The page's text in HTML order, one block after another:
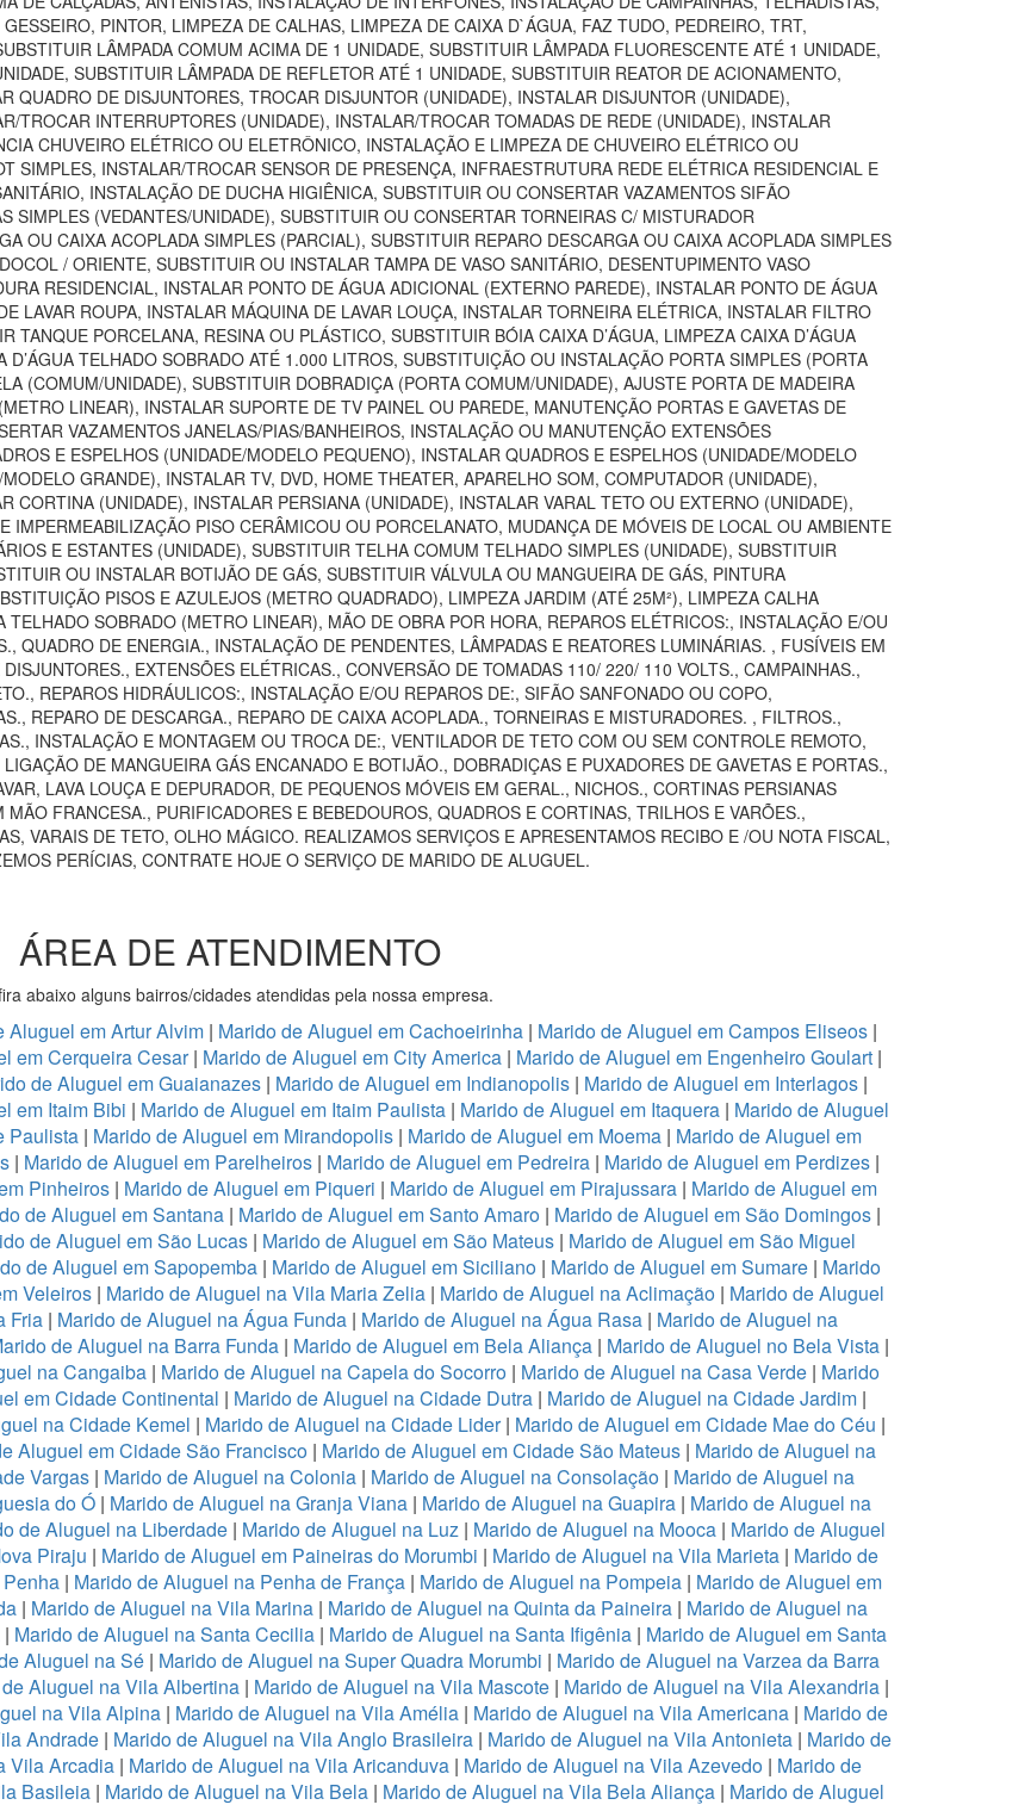
PINTOR, LIMPEZA DE CALHAS, LIMPEZA DE CAIXA D`ÁGUA, FAZ TUDO, PEDREIRO, TRT,
LÂMPADA COMUM ACIMA DE 1 UNIDADE, SUBSTITUIR LÂMPADA FLUORESCENTE ATÉ 1 UNIDADE,
SUBSTITUIR LÂMPADA DE REFLETOR ATÉ 1 UNIDADE, SUBSTITUIR REATOR DE ACIONAMENTO,
QUADRO DE DISJUNTORES, TROCAR DISJUNTOR (UNIDADE), INSTALAR DISJUNTOR (UNIDADE),
TROCAR INTERRUPTORES (UNIDADE), INSTALAR/TROCAR TOMADAS DE REDE (UNIDADE), INSTALAR
CHUVEIRO ELÉTRICO OU ELETRÔNICO, INSTALAÇÃO E LIMPEZA DE CHUVEIRO ELÉTRICO OU
SIMPLES, INSTALAR/TROCAR SENSOR DE PRESENÇA, INFRAESTRUTURA REDE ELÉTRICA RESIDENCIAL E
INSTALAÇÃO DE DUCHA HIGIÊNICA, SUBSTITUIR OU CONSERTAR VAZAMENTOS SIFÃO
SIMPLES (VEDANTES/UNIDADE), SUBSTITUIR OU CONSERTAR TORNEIRAS C/ MISTURADOR
OU CAIXA ACOPLADA SIMPLES (PARCIAL), SUBSTITUIR REPARO DESCARGA OU CAIXA ACOPLADA SIMPLES
/ ORIENTE, SUBSTITUIR OU INSTALAR TAMPA DE VASO SANITÁRIO, DESENTUPIMENTO VASO
RESIDENCIAL, INSTALAR PONTO DE ÁGUA ADICIONAL (EXTERNO PAREDE), INSTALAR PONTO DE ÁGUA
LAVAR ROUPA, INSTALAR MÁQUINA DE LAVAR LOUÇA, INSTALAR TORNEIRA ELÉTRICA, INSTALAR FILTRO
TANQUE PORCELANA, RESINA OU PLÁSTICO, SUBSTITUIR BÓIA CAIXA D’ÁGUA, LIMPEZA CAIXA D’ÁGUA
TELHADO SOBRADO ATÉ 1.000 LITROS, SUBSTITUIÇÃO OU INSTALAÇÃO PORTA SIMPLES (PORTA
(COMUM/UNIDADE), SUBSTITUIR DOBRADIÇA (PORTA COMUM/UNIDADE), AJUSTE PORTA DE MADEIRA
LINEAR), INSTALAR SUPORTE DE TV PAINEL OU PAREDE, MANUTENÇÃO PORTAS E GAVETAS DE
VAZAMENTOS JANELAS/PIAS/BANHEIROS, INSTALAÇÃO OU MANUTENÇÃO EXTENSÕES
E ESPELHOS (UNIDADE/MODELO PEQUENO), INSTALAR QUADROS E ESPELHOS (UNIDADE/MODELO
GRANDE), INSTALAR TV, DVD, HOME THEATER, APARELHO SOM, COMPUTADOR (UNIDADE),
CORTINA (UNIDADE), INSTALAR PERSIANA (UNIDADE), INSTALAR VARAL TETO OU EXTERNO (UNIDADE),
IMPERMEABILIZAÇÃO PISO CERÂMICOU OU PORCELANATO, MUDANÇA DE MÓVEIS DE LOCAL OU AMBIENTE
E ESTANTES (UNIDADE), SUBSTITUIR TELHA COMUM TELHADO SIMPLES (UNIDADE), SUBSTITUIR
OU INSTALAR BOTIJÃO DE GÁS, SUBSTITUIR VÁLVULA OU MANGUEIRA DE GÁS, PINTURA
PISOS E AZULEJOS (METRO QUADRADO), LIMPEZA JARDIM (ATÉ 25M²), LIMPEZA CALHA
SOBRADO (METRO LINEAR), MÃO DE OBRA POR HORA, REPAROS ELÉTRICOS:, INSTALAÇÃO E/OU
QUADRO DE ENERGIA., INSTALAÇÃO DE PENDENTES, LÂMPADAS E REATORES LUMINÁRIAS. , FUSÍVEIS EM
EXTENSÕES ELÉTRICAS., CONVERSÃO DE TOMADAS 110/ 220/ 110 VOLTS., CAMPAINHAS.,
REPAROS HIDRÁULICOS:, INSTALAÇÃO E/OU REPAROS DE:, SIFÃO SANFONADO OU COPO,
REPARO DE DESCARGA., REPARO DE CAIXA ACOPLADA., TORNEIRAS E MISTURADORES. , FILTROS.,
INSTALAÇÃO E MONTAGEM OU TROCA DE:, VENTILADOR DE TETO COM OU SEM CONTROLE REMOTO,
DE MANGUEIRA GÁS ENCANADO E BOTIJÃO., DOBRADIÇAS E PUXADORES DE GAVETAS E PORTAS.,
LAVA LOUÇA E DEPURADOR, DE PEQUENOS MÓVEIS EM GERAL., NICHOS., CORTINAS PERSIANAS
FRANCESA., PURIFICADORES E BEBEDOUROS, QUADROS E CORTINAS, TRILHOS E VARÕES.,
VARAIS DE TETO, OLHO MÁGICO. REALIZAMOS SERVIÇOS E APRESENTAMOS RECIBO E /OU NOTA FISCAL,
PERÍCIAS, CONTRATE HOJE O SERVIÇO DE MARIDO DE ALUGUEL.
ÁREA DE ATENDIMENTO
abaixo alguns bairros/cidades atendidas pela nossa empresa.
Aluguel em Artur Alvim | Marido de Aluguel em Cachoeirinha | Marido de Aluguel em Campos Eliseos |
em Cerqueira Cesar| Marido de Aluguel em City America | Marido de Aluguel em Engenheiro Goulart |
de Aluguel em Guaianazes| Marido de Aluguel em Indianopolis| Marido de Aluguel em Interlagos|
em Itaim Bibi | Marido de Aluguel em Itaim Paulista | Marido de Aluguel em Itaquera| Marido de Aluguel
Paulista | Marido de Aluguel em Mirandopolis| Marido de Aluguel em Moema| Marido de Aluguel em
| Marido de Aluguel em Parelheiros| Marido de Aluguel em Pedreira| Marido de Aluguel em Perdizes|
Pinheiros | Marido de Aluguel em Piqueri | Marido de Aluguel em Pirajussara | Marido de Aluguel em
de Aluguel em Santana| Marido de Aluguel em Santo Amaro| Marido de Aluguel em São Domingos|
de Aluguel em São Lucas| Marido de Aluguel em São Mateus | Marido de Aluguel em São Miguel
de Aluguel em Sapopemba | Marido de Aluguel em Siciliano | Marido de Aluguel em Sumare | Marido
Veleiros| Marido de Aluguel na Vila Maria Zelia| Marido de Aluguel na Aclimação| Marido de Aluguel
Fria| Marido de Aluguel na Água Funda| Marido de Aluguel na Água Rasa | Marido de Aluguel na
de Aluguel na Barra Funda | Marido de Aluguel em Bela Aliança | Marido de Aluguel no Bela Vista|
na Cangaiba | Marido de Aluguel na Capela do Socorro | Marido de Aluguel na Casa Verde | Marido
em Cidade Continental | Marido de Aluguel na Cidade Dutra | Marido de Aluguel na Cidade Jardim |
na Cidade Kemel | Marido de Aluguel na Cidade Lider| Marido de Aluguel em Cidade Mae do Céu |
Aluguel em Cidade São Francisco | Marido de Aluguel em Cidade São Mateus| Marido de Aluguel na
Vargas | Marido de Aluguel na Colonia | Marido de Aluguel na Consolação | Marido de Aluguel na
do Ó| Marido de Aluguel na Granja Viana| Marido de Aluguel na Guapira| Marido de Aluguel na
de Aluguel na Liberdade | Marido de Aluguel na Luz| Marido de Aluguel na Mooca| Marido de Aluguel
Piraju | Marido de Aluguel em Paineiras do Morumbi | Marido de Aluguel na Vila Marieta | Marido de
| Marido de Aluguel na Penha de França | Marido de Aluguel na Pompeia | Marido de Aluguel em
| Marido de Aluguel na Vila Marina | Marido de Aluguel na Quinta da Paineira | Marido de Aluguel na
| Marido de Aluguel na Santa Cecilia| Marido de Aluguel na Santa Ifigênia | Marido de Aluguel em Santa
Aluguel na Sé | Marido de Aluguel na Super Quadra Morumbi | Marido de Aluguel na Varzea da Barra
Aluguel na Vila Albertina| Marido de Aluguel na Vila Mascote| Marido de Aluguel na Vila Alexandria|
na Vila Alpina | Marido de Aluguel na Vila Amélia | Marido de Aluguel na Vila Americana| Marido de
Andrade | Marido de Aluguel na Vila Anglo Brasileira | Marido de Aluguel na Vila Antonieta | Marido de
Vila Arcadia | Marido de Aluguel na Vila Aricanduva| Marido de Aluguel na Vila Azevedo| Marido de
Basileia| Marido de Aluguel na Vila Bela| Marido de Aluguel na Vila Bela Aliança| Marido de Aluguel